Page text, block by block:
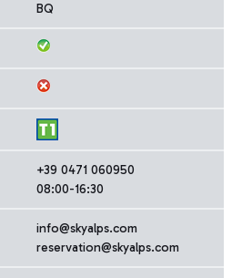
BQ
+39 0471 060950
08:00-16:30
info@skyalps.com
reservation@skyalps.com